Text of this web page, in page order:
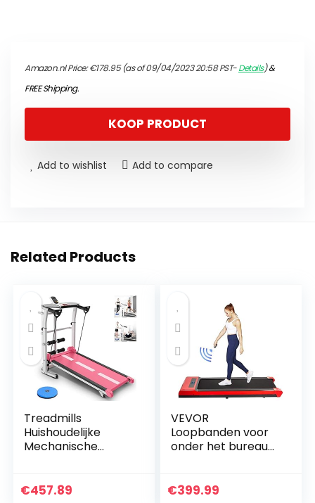
Amazon.nl Price:€178.95(as of 09/04/2023 20:58 PST-Details)&
FREE Shipping.
KOOP PRODUCT
Add to wishlist Add to compare
Related Products
Treadmills
Huishoudelijke
Mechanische
Thuis Fitness
€457.89
VEVOR
Loopbanden voor
onder het bureau
hardlopen, Led-
€399.99